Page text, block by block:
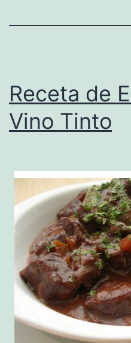
Receta de
Vino Tinto